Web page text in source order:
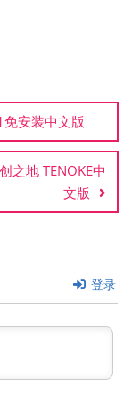
安装中文版
之地 TENOKE中
文版
登录